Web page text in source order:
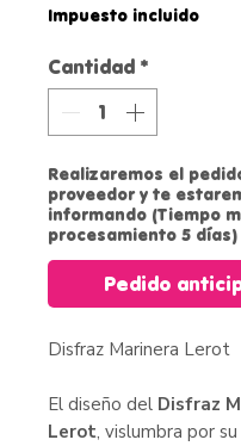
Impuesto incluido
Cantidad *
Realizaremos el
proveedor y te
informando (Tiempo
procesamiento 5 días)
Pedido
Disfraz Marinera Lerot
El diseño del Disfraz
Lerot, vislumbra por